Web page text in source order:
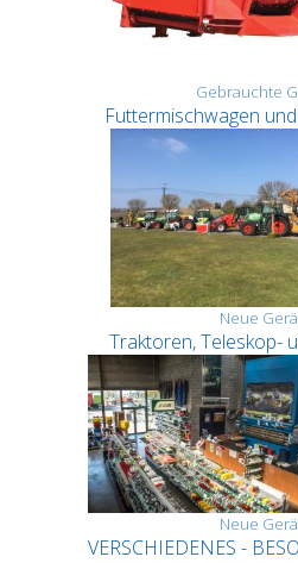
Gebrauchte
Futtermischwagen
Neue
Traktoren, Teleskop-
Neue
VERSCHIEDENES -